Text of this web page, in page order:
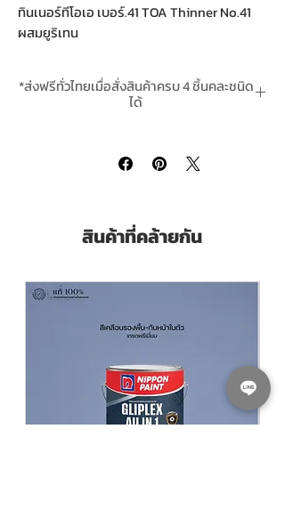
ทินเนอร์ทีโอเอ เบอร์.41 TOA Thinner No.41
ผสมยูริเทน
*ส่งฟรีทั่วไทยเมื่อสั่งสินค้าครบ 4 ชิ้นคละชนิด
ได้
สินค้าที่คล้ายกัน